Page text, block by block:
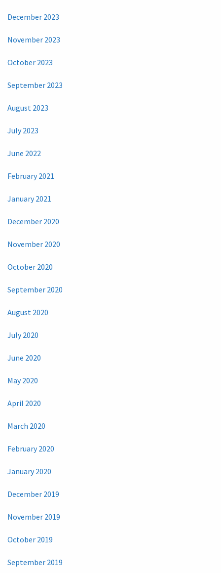
December 2023
November 2023
October 2023
September 2023
August 2023
July 2023
June 2022
February 2021
January 2021
December 2020
November 2020
October 2020
September 2020
August 2020
July 2020
June 2020
May 2020
April 2020
March 2020
February 2020
January 2020
December 2019
November 2019
October 2019
September 2019